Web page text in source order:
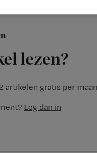
lezen?
artikelen gratis per
Log dan in
in het